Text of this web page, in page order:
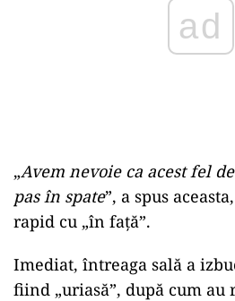
„Avem nevoie ca acest fel
pas în spate”, a spus
rapid cu „în față”.
Imediat, întreaga sală a
fiind „uriasă”, după cum